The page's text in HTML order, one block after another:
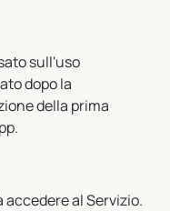
sull'uso
dopo la
della prima
al Servizio.